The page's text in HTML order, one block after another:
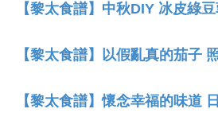
【黎太食譜】中秋DIY 冰皮綠
【黎太食譜】以假亂真的茄子
【黎太食譜】懷念幸福的味道